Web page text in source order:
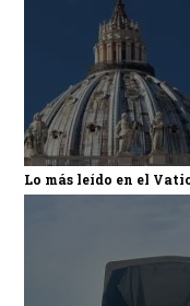
Lo más leído en el